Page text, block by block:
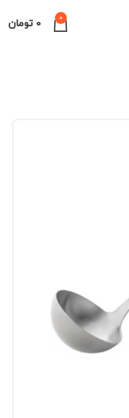
0
0 تومان